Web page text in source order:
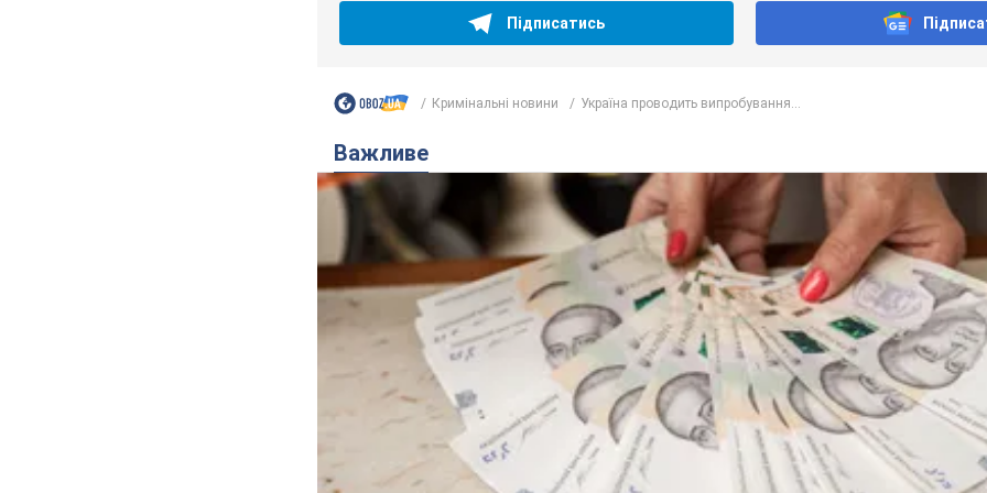
Підписатись
Кримінальні новини Україна проводить випробування...
Важливе